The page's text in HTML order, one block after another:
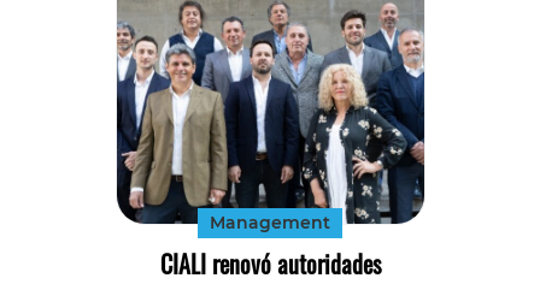
Management
CIALI renovó autoridades